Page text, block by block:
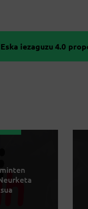
Eska iezaguzu 4.0